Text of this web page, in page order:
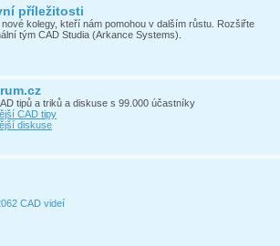
příležitosti
nové kolegy, kteří nám pomohou v dalším růstu. Rozšiřte
tým CAD Studia (Arkance Systems).
tipů a triků a diskuse s 99.000 účastníky
CAD tipy
diskuse
CAD videí